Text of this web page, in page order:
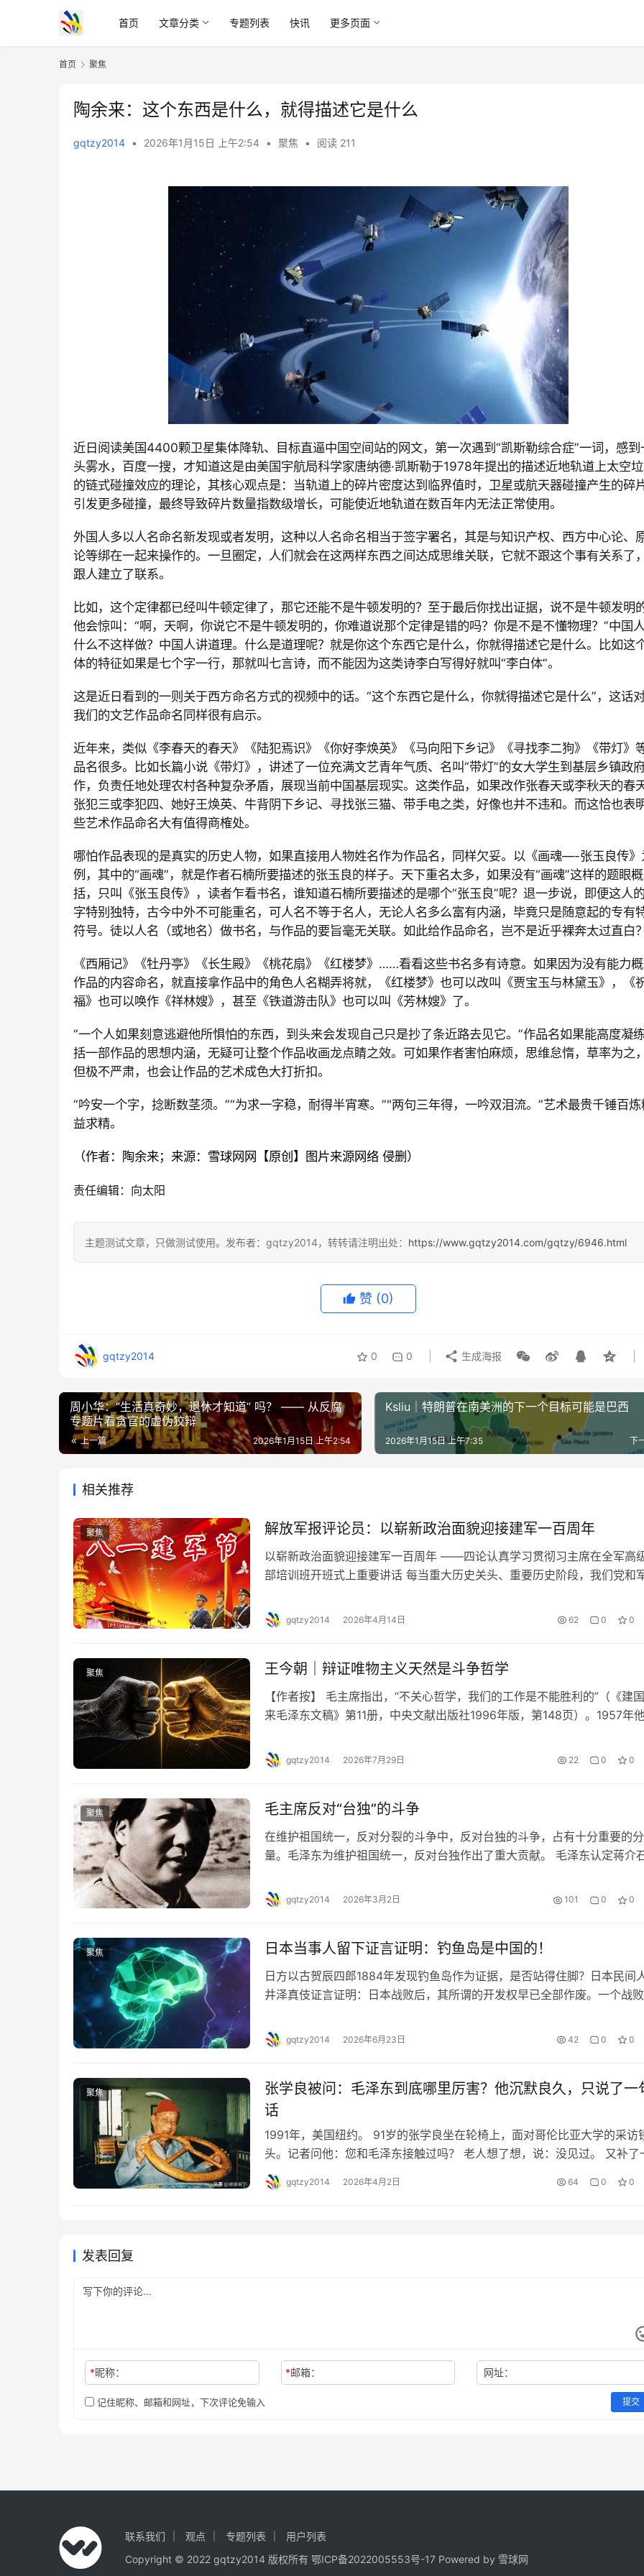
首页 文章分类 专题列表 快讯 更多页面
首页 聚焦
陶余来：这个东西是什么，就得描述它是什么
gqtzy2014 • 2026年1月15日 上午2:54 • 聚焦 • 阅读 211
近日阅读美国4400颗卫星集体降轨、目标直逼中国空间站的网文，第一次遇到“凯斯勒综合症”一词，感到
头雾水，百度一搜，才知道这是由美国宇航局科学家唐纳德·凯斯勒于1978年提出的描述近地轨道上太空
的链式碰撞效应的理论，其核心观点是：当轨道上的碎片密度达到临界值时， 卫星或航天器碰撞产生的碎
引发更多碰撞，最终导致碎片数量指数级增长，可能使近地轨道在数百年内无法正常使用。
外国人多以人名命名新发现或者发明，这种以人名命名相当于签字署名，其是与知识产权、西方中心论、
论等绑在一起来操作的。一旦圈定，人们就会在这两样东西之间达成思维关联，它就不跟这个事有关系了
跟人建立了联系。
比如，这个定律都已经叫牛顿定律了，那它还能不是牛顿发明的？至于最后你找出证据，说不是牛顿发明的
他会惊叫：“啊，天啊，你说它不是牛顿发明的，你难道说那个定律是错的吗？你是不是不懂物理？”中国
什么不这样做？中国人讲道理。什么是道理呢？就是你这个东西它是什么，你就得描述它是什么。比如这
体的特征如果是七个字一行，那就叫七言诗，而不能因为这类诗李白写得好就叫“李白体”。
这是近日看到的一则关于西方命名方式的视频中的话。“这个东西它是什么，你就得描述它是什么”，这话
我们的文艺作品命名同样很有启示。
近年来，类似《李春天的春天》《陆犯焉识》《你好李焕英》《马向阳下乡记》《寻找李二狗》《带灯》
品名很多。比如长篇小说《带灯》，讲述了一位充满文艺青年气质、名叫“带灯”的女大学生到基层乡镇政
作，负责任地处理农村各种复杂矛盾，展现当前中国基层现实。这类作品，如果改作张春天或李秋天的春天
张犯三或李犯四、她好王焕英、牛背阴下乡记、寻找张三猫、带手电之类，好像也并不违和。而这恰也表
些艺术作品命名大有值得商榷处。
哪怕作品表现的是真实的历史人物，如果直接用人物姓名作为作品名，同样欠妥。以《画魂—-张玉良传》
例，其中的“画魂”，就是作者石楠所要描述的张玉良的样子。天下重名太多，如果没有“画魂”这样的题眼概
括，只叫《张玉良传》，读者乍看书名，谁知道石楠所要描述的是哪个“张玉良”呢？退一步说，即便这人
字特别独特，古今中外不可能重名，可人名不等于名人，无论人名多么富有内涵，毕竟只是随意起的专有
符号。徒以人名（或地名）做书名，与作品的要旨毫无关联。如此给作品命名，岂不是近乎裸奔太过直白？
《西厢记》《牡丹亭》《长生殿》《桃花扇》《红楼梦》……看看这些书名多有诗意。如果因为没有能力
作品的内容命名，就直接拿作品中的角色人名糊弄将就，《红楼梦》也可以改叫《贾宝玉与林黛玉》，《
福》也可以唤作《祥林嫂》，甚至《铁道游击队》也可以叫《芳林嫂》了。
“一个人如果刻意逃避他所惧怕的东西，到头来会发现自己只是抄了条近路去见它。”作品名如果能高度凝
括一部作品的思想内涵，无疑可让整个作品收画龙点睛之效。可如果作者害怕麻烦，思维怠惰，草率为之
但极不严肃，也会让作品的艺术成色大打折扣。
“吟安一个字，捻断数茎须。”“为求一字稳，耐得半宵寒。”"两句三年得，一吟双泪流。”艺术最贵千锤百炼
益求精。
（作者：陶余来；来源：雪球网网【原创】图片来源网络 侵删）
责任编辑：向太阳
主题测试文章，只做测试使用。发布者：gqtzy2014，转转请注明出处： https://www.gqtzy2014.com/gqtzy/6946.html
赞 (0)
gqtzy2014 0 0 生成海报
周小华：“生活真奇妙，退休才知道” 吗？ —— 从反腐
专题片看贪官的虚伪狡辩
上一篇 2026年1月15日 上午2:54
Ksliu｜特朗普在南美洲的下一个目标可能是巴西
下
2026年1月15日 上午7:35
相关推荐
聚焦 解放军报评论员：以崭新政治面貌迎接建军一百周年
以崭新政治面貌迎接建军一百周年 ——四论认真学习贯彻习主席在全军高
部培训班开班式上重要讲话 每当重大历史关头、重要历史阶段，我们党和
展思想整风，深化政治整训，加强我军干部队伍革命性锻造，始终保持人民
队纯洁光荣，以崭新政治面貌迎接建军一百周年。&…
gqtzy2014 2026年4月14日 62 0 0
聚焦 王今朝｜辩证唯物主义天然是斗争哲学
【作者按】 毛主席指出，“不关心哲学，我们的工作是不能胜利的”（《建
来毛泽东文稿》第11册，中央文献出版社1996年版，第148页）。1957年
传对立统一观念，让辩证法从哲学家的圈子里走到广大人民群众中间去。他
议，要在各国党的政治局会议和中央全会上谈哲学问题…
gqtzy2014 2026年7月29日 22 0 0
聚焦 毛主席反对“台独”的斗争
在维护祖国统一，反对分裂的斗争中，反对台独的斗争，占有十分重要的分
量。毛泽东为维护祖国统一，反对台独作出了重大贡献。 毛泽东认定蒋介
中，大家都责骂蒋介石，唯独毛泽东看出，蒋介石不想分裂中国。 第一次台
危机发生在1950年。当年，朝鲜战争爆发。美国派第七舰队开入台湾海峡。
gqtzy2014 2026年3月2日 101 0 0
聚焦 日本当事人留下证言证明：钓鱼岛是中国的！
日方以古贺辰四郎1884年发现钓鱼岛作为证据，是否站得住脚？日本民间
井泽真伎证言证明：日本战败后，其所谓的开发权早已全部作废。一个战败
人替日本说话——日本情报外交的惯用套路，岂容故技重施！
gqtzy2014 2026年6月23日 42 0 0
聚焦
张学良被问：毛泽东到底哪里厉害？他沉默良久，只说了一
话
1991年，美国纽约。 91岁的张学良坐在轮椅上，面对哥伦比亚大学的采访
头。记者问他：您和毛泽东接触过吗？ 老人想了想，说：没见过。 又补了
句：但我是真佩服他。 这句话，他憋了54年。 20万对3万，打不赢 1935年
陕北。 张学良是西北剿总副总司令，手里握着20万东北军，装备精良，弹
gqtzy2014 2026年4月2日 64 0 0
发表回复
*昵称： *邮箱： 网址：
记住昵称、邮箱和网址，下次评论免输入 提交
联系我们 观点 专题列表
用户列表
Copyright © 2022 gqtzy2014 版权所有 鄂ICP备2022005553号-17 Powered by 雪球网